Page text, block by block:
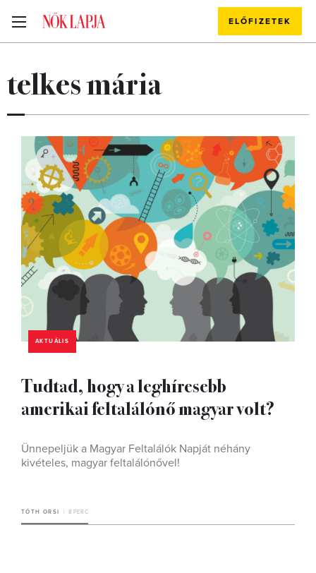
ELŐFIZETEK
telkes mária
AKTUÁLIS
Tudtad, hogy a leghíresebb
amerikai feltalálónő magyar volt?
Ünnepeljük a Magyar Feltalálók Napját néhány
kivételes, magyar feltalálónővel!
TÓTH ORSI 8 PERC